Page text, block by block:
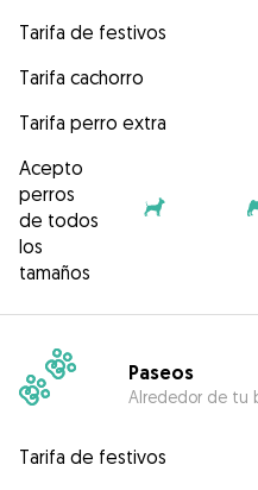
Tarifa de festivos
Tarifa cachorro
Tarifa perro extra
Acepto
perros
de todos
los
tamaños
Paseos
Alrededor de tu
Tarifa de festivos